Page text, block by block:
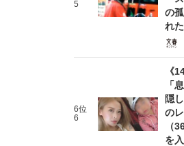
5
の
れ
6位
6
《
「
隠
の
（
を